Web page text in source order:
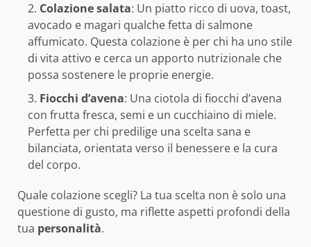
Colazione salata: Un piatto ricco di uova, toast,
avocado e magari qualche fetta di salmone
affumicato. Questa colazione è per chi ha uno stile
di vita attivo e cerca un apporto nutrizionale che
possa sostenere le proprie energie.
Fiocchi d’avena: Una ciotola di fiocchi d’avena
con frutta fresca, semi e un cucchiaino di miele.
Perfetta per chi predilige una scelta sana e
bilanciata, orientata verso il benessere e la cura
del corpo.
Quale colazione scegli? La tua scelta non è solo una
questione di gusto, ma riflette aspetti profondi della
tua personalità.